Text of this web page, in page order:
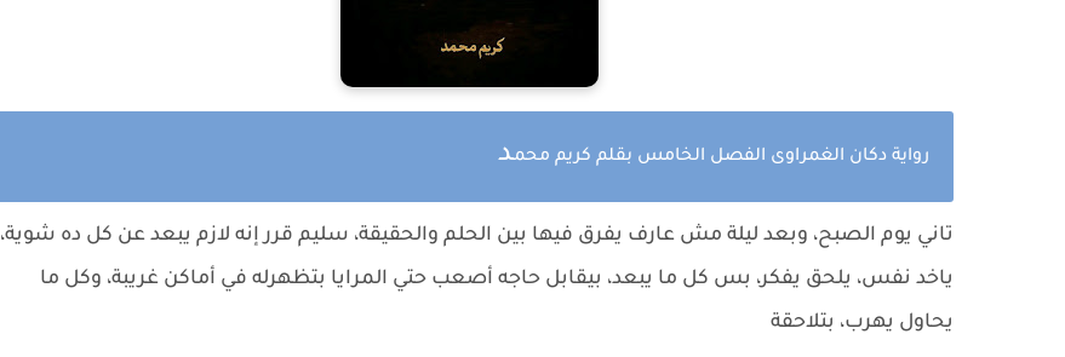
رواية دكان الغمراوى الفصل الخامس بقلم كريم محمد
تاني يوم الصبح، وبعد ليلة مش عارف يفرق فيها بين الحلم والحقيقة، سليم قرر إنه لازم يبعد عن كل ده شوية،
ياخد نفس، يلحق يفكر، بس كل ما يبعد، بيقابل حاجه أصعب حتي المرايا بتظهرله في أماكن غريبة، وكل ما
يحاول يهرب، بتلاحقة